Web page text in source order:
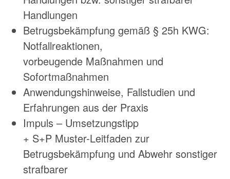
Handlungen
Betrugsbekämpfung gemäß § 25h KWG:
Notfallreaktionen,
vorbeugende Maßnahmen und
Sofortmaßnahmen
Anwendungshinweise, Fallstudien und
Erfahrungen aus der Praxis
Impuls – Umsetzungstipp
+ S+P Muster-Leitfaden zur
Betrugsbekämpfung und Abwehr sonstiger
strafbarer